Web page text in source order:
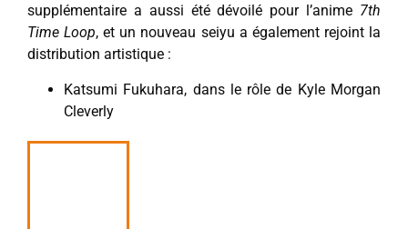
supplémentaire a aussi été dévoilé pour l’anime 7th
Time Loop, et un nouveau seiyu a également rejoint la
distribution artistique :
Katsumi Fukuhara, dans le rôle de Kyle Morgan
Cleverly